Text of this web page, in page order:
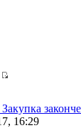
16:29